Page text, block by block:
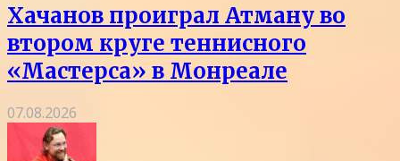
Хачанов проиграл Атману во
втором круге теннисного
«Мастерса» в Монреале
07.08.2026